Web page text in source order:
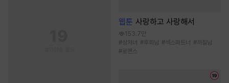
웹툰 사랑하고 사랑해서
153.7만
#상처녀 #후회남 #섹스파트너 #까칠남
#로맨스